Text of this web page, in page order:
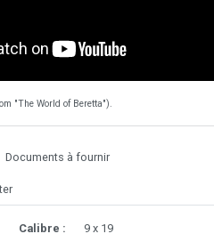
"The World of Beretta").
Documents à fournir
Calibre :
9 x 19